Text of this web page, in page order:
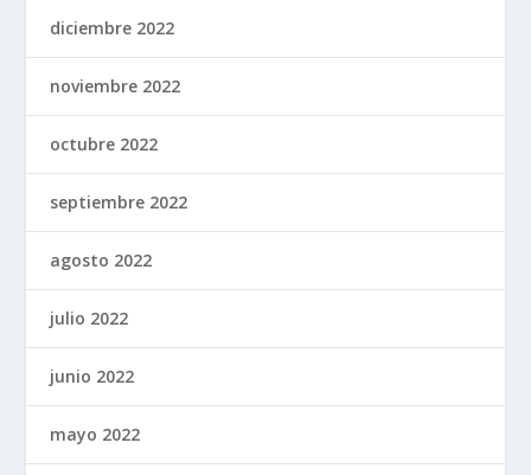
diciembre 2022
noviembre 2022
octubre 2022
septiembre 2022
agosto 2022
julio 2022
junio 2022
mayo 2022